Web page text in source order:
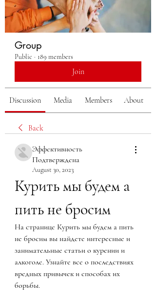
Group
Public · 189 members
Join
Discussion Media Members About
Back
Эффективность
Подтверждена
August 30, 2023
Курить мы будем а
пить не бросим
На странице Курить мы будем а пить
не бросим вы найдете интересные и
занимательные статьи о курении и
алкоголе. Узнайте все о последствиях
вредных привычек и способах их
борьбы.